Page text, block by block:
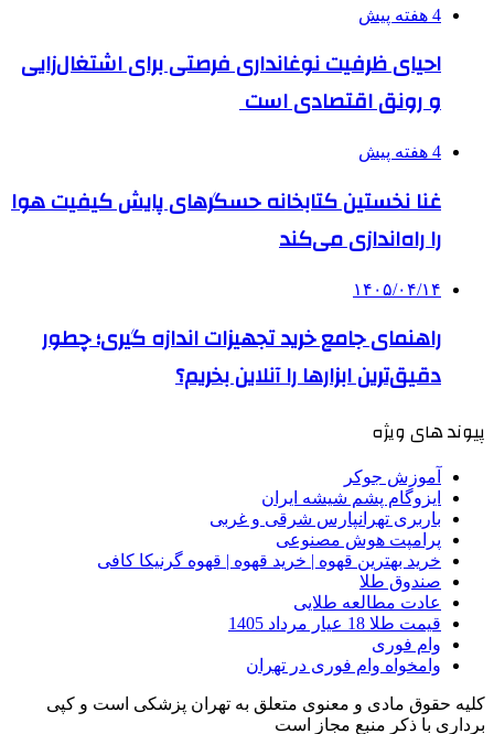
4 هفته پیش
احیای ظرفیت نوغانداری فرصتی برای اشتغال‌زایی
و رونق اقتصادی است
4 هفته پیش
غنا نخستین کتابخانه حسگرهای پایش کیفیت هوا
را راه‌اندازی می‌کند
۱۴۰۵/۰۴/۱۴
راهنمای جامع خرید تجهیزات اندازه گیری؛ چطور
دقیق‌ترین ابزارها را آنلاین بخریم؟
پیوند های ویژه
آموزش جوکر
ایزوگام پشم شیشه ایران
باربری تهرانپارس شرقی و غربی
پرامپت هوش مصنوعی
خرید بهترین قهوه | خرید قهوه | قهوه گرنیکا کافی
صندوق طلا
عادت مطالعه طلایی
قیمت طلا 18 عیار مرداد 1405
وام فوری
وامخواه وام فوری در تهران
کلیه حقوق مادی و معنوی متعلق به تهران پزشکی است و کپی
برداری با ذکر منبع مجاز است